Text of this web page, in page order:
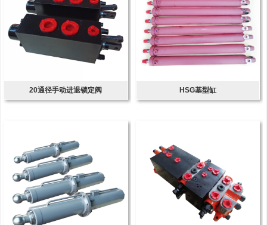
20通径手动进退锁定阀 HSG基型缸